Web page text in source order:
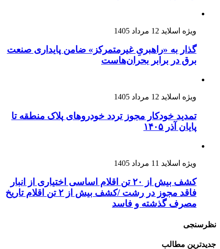
ویژه اسلاید 12 مرداد 1405
گذار به «راهبریِ غیرمتمرکز» ضامن پایداری صنعت
برق در برابر بحران‌هاست
ویژه اسلاید 12 مرداد 1405
تمدید خودکار مجوز تردد خودروهای پلاک منطقه تا
پایان آذر ۱۴۰۵
ویژه اسلاید 11 مرداد 1405
کشف بیش از ۲۰ تن اقلام اساسی اختیاری از انبار
فاقد مجوز در رشت /کشف بیش از ۲ تن اقلام تاریخ
مصرف گذشته و فاسد
نظرسنجی
جدیدترین مطالب